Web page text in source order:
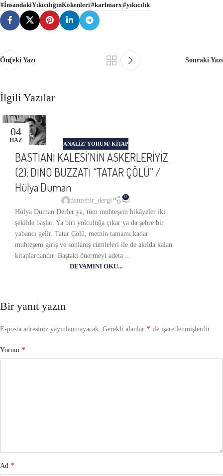
#İnsandakiYıkıcılığınKökenleri#karlmarx#yıkıcılık
Önceki Yazı Sonraki Yazı
İlgili Yazılar
04
HAZ ANALIZ/ YORUM/ KITAP
BASTİANİ KALESİ’NİN ASKERLERİYİZ
(2): DİNO BUZZATİ “TATAR ÇÖLÜ” /
Hülya Duman
panzehir_dergi 0
Hülya Duman Derler ya, tüm muhteşem hikâyeler iki
şekilde başlar. Ya biri yolculuğa çıkar ya da şehre bir
yabancı gelir. Tatar Çölü, metnin tamamı kadar
muhteşem giriş ve sonlanış cümleleri ile de akılda kalan
kitaplardandır. Baştaki önermeyi adeta ...
DEVAMINI OKU...
Bir yanıt yazın
E-posta adresiniz yayınlanmayacak. Gerekli alanlar * ile işaretlenmişlerdir
Yorum *
Ad *